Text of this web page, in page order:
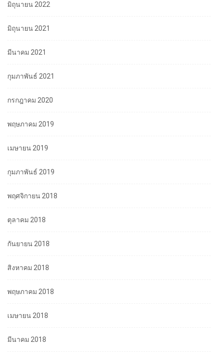
มิถุนายน 2022
มิถุนายน 2021
มีนาคม 2021
กุมภาพันธ์ 2021
กรกฎาคม 2020
พฤษภาคม 2019
เมษายน 2019
กุมภาพันธ์ 2019
พฤศจิกายน 2018
ตุลาคม 2018
กันยายน 2018
สิงหาคม 2018
พฤษภาคม 2018
เมษายน 2018
มีนาคม 2018